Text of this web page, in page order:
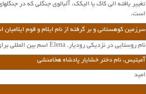
تغییر یافته الی کاک یا الیکک، آلبالوی جنگلی که در
است.
سرزمین کوهستانی و بر گرفته از نام ایلام و قوم
نام روستایی در نزدیکی رودیار. Elena اسم بین المللی برای دختر هم هست.
آمیتیس، نام دختر خشایار پادشاه هخامنشی
امید